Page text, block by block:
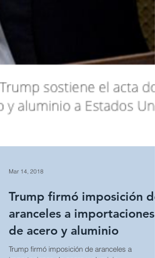
Trump firmó imposición de